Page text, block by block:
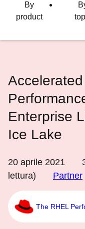
By
product
Enterprise
Ice Lake
20 aprile 2021
lettura)
Partner
The RHEL